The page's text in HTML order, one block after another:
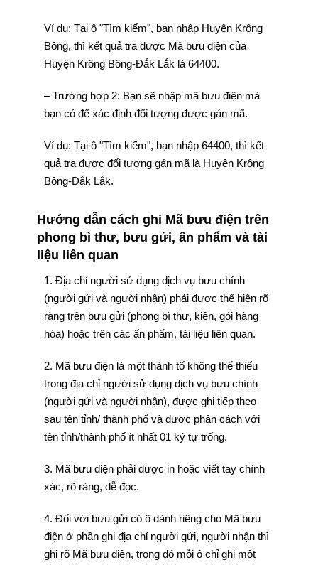
Ví dụ: Tại ô "Tìm kiếm", bạn nhập Huyện Krông
Bông, thì kết quả tra được Mã bưu điện của
Huyện Krông Bông-Đắk Lắk là 64400.
– Trường hợp 2: Bạn sẽ nhập mã bưu điện mà
bạn có để xác định đối tượng được gán mã.
Ví dụ: Tại ô "Tìm kiếm", bạn nhập 64400, thì kết
quả tra được đối tượng gán mã là Huyện Krông
Bông-Đắk Lắk.
Hướng dẫn cách ghi Mã bưu điện trên
phong bì thư, bưu gửi, ấn phẩm và tài
liệu liên quan
1. Địa chỉ người sử dụng dịch vụ bưu chính
(người gửi và người nhận) phải được thể hiện rõ
ràng trên bưu gửi (phong bì thư, kiện, gói hàng
hóa) hoặc trên các ấn phẩm, tài liệu liên quan.
2. Mã bưu điện là một thành tố không thể thiếu
trong địa chỉ người sử dụng dịch vụ bưu chính
(người gửi và người nhận), được ghi tiếp theo
sau tên tỉnh/ thành phố và được phân cách với
tên tỉnh/thành phố ít nhất 01 ký tự trống.
3. Mã bưu điện phải được in hoặc viết tay chính
xác, rõ ràng, dễ đọc.
4. Đối với bưu gửi có ô dành riêng cho Mã bưu
điện ở phần ghi địa chỉ người gửi, người nhận thì
ghi rõ Mã bưu điện, trong đó mỗi ô chỉ ghi một